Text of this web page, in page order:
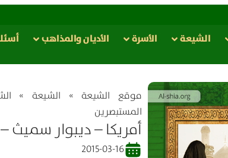
الشيعة الأسرة الأدیان والمذاهب
موقع الشیعة» الشيعة »
المستبصرین
أمريكا – ديبوار
2015-03-16